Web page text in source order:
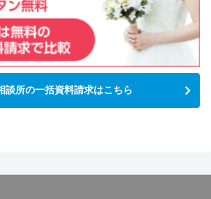
談所の一括資料請求はこちら